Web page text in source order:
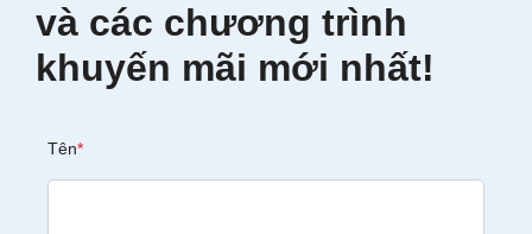
và các chương trình
khuyến mãi mới nhất!
Tên*